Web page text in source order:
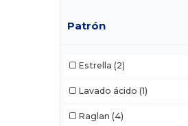
Patrón
Estrella (2)
Lavado ácido (1)
Raglan (4)